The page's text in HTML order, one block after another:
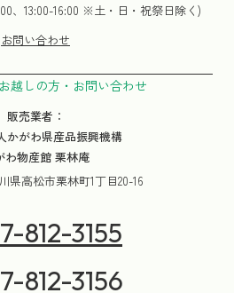
、13:00-16:00 ※土・日・祝祭日除く)
お問い合わせ
越しの方・お問い合わせ
販売業者：
かがわ県産品振興機構
わ物産館 栗林庵
県高松市栗林町1丁目20-16
812-3155
812-3156